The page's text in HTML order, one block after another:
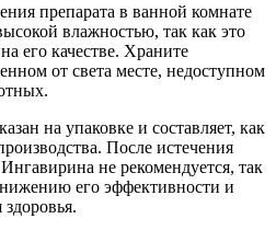
препарата в ванной комнате
влажностью, так как это
его качестве. Храните
от света месте, недоступном
на упаковке и составляет, как
После истечения
не рекомендуется, так
его эффективности и